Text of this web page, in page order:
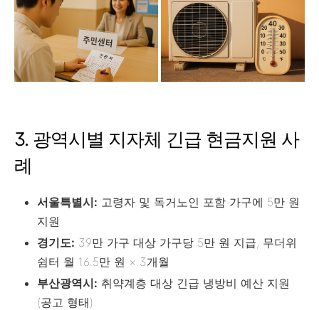
3. 광역시별 지자체 긴급 현금지원 사
례
서울특별시: 고령자 및 독거노인 포함 가구에 5만 원
지원
경기도: 39만 가구 대상 가구당 5만 원 지급, 무더위
쉼터 월 16.5만 원 × 3개월
부산광역시: 취약계층 대상 긴급 냉방비 예산 지원
(공고 형태)